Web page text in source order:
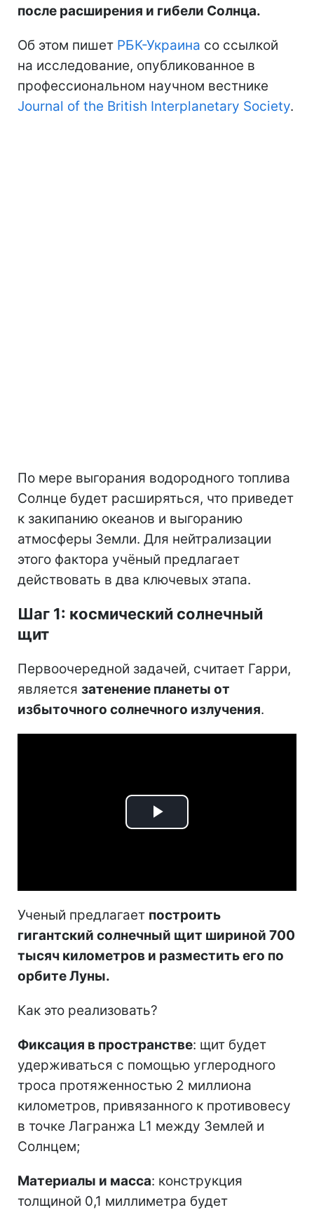
после расширения и гибели Солнца.
Об этом пишет РБК-Украина со ссылкой
на исследование, опубликованное в
профессиональном научном вестнике
Journal of the British Interplanetary Society.
По мере выгорания водородного топлива
Солнце будет расширяться, что приведет
к закипанию океанов и выгоранию
атмосферы Земли. Для нейтрализации
этого фактора учёный предлагает
действовать в два ключевых этапа.
Шаг 1: космический солнечный
щит
Первоочередной задачей, считает Гарри,
является затенение планеты от
избыточного солнечного излучения.
Play
Ученый предлагает построить
гигантский солнечный щит шириной 700
тысяч километров и разместить его по
орбите Луны.
Как это реализовать?
Фиксация в пространстве: щит будет
удерживаться с помощью углеродного
троса протяженностью 2 миллиона
километров, привязанного к противовесу
в точке Лагранжа L1 между Землей и
Солнцем;
Материалы и масса: конструкция
толщиной 0,1 миллиметра будет